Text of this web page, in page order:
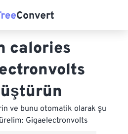
calories
ve bunu otomatik olarak şu
Gigaelectronvolts